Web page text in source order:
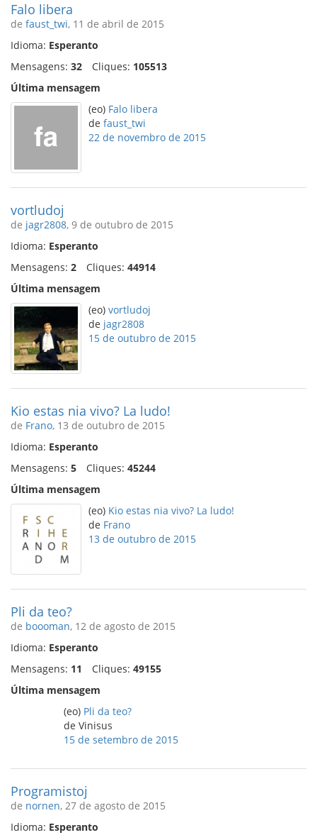
Falo libera
de faust_twi, 11 de abril de 2015
Idioma: Esperanto
Mensagens: 32 Cliques: 105513
Última mensagem
(eo) Falo libera
de faust_twi
22 de novembro de 2015
vortludoj
de jagr2808, 9 de outubro de 2015
Idioma: Esperanto
Mensagens: 2 Cliques: 44914
Última mensagem
(eo) vortludoj
de jagr2808
15 de outubro de 2015
Kio estas nia vivo? La ludo!
de Frano, 13 de outubro de 2015
Idioma: Esperanto
Mensagens: 5 Cliques: 45244
Última mensagem
(eo) Kio estas nia vivo? La ludo!
de Frano
13 de outubro de 2015
Pli da teo?
de boooman, 12 de agosto de 2015
Idioma: Esperanto
Mensagens: 11 Cliques: 49155
Última mensagem
(eo) Pli da teo?
de Vinisus
15 de setembro de 2015
Programistoj
de nornen, 27 de agosto de 2015
Idioma: Esperanto